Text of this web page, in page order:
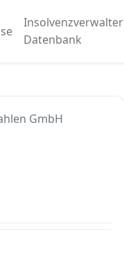
Insolvenzverwalter
Datenbank
GmbH